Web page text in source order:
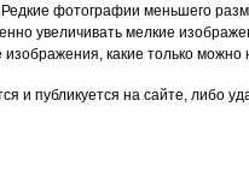
фотографии меньшего
увеличивать мелкие
какие только можно
и публикуется на сайте, либо